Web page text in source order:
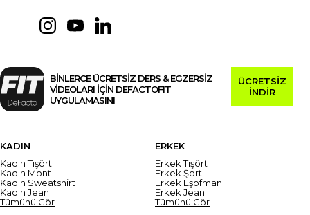
BİNLERCE ÜCRETSİZ DERS & EGZERSİZ
VİDEOLARI İÇİN DEFACTOFIT
UYGULAMASINI
ÜCRETSİZ
İNDİR
KADIN
Kadın Tişört
Kadın Mont
Kadın Sweatshirt
Kadın Jean
Tümünü Gör
ERKEK
Erkek Tişört
Erkek Şort
Erkek Eşofman
Erkek Jean
Tümünü Gör